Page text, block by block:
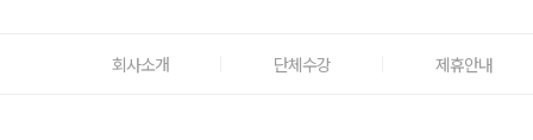
회사소개 단체수강 제휴안내